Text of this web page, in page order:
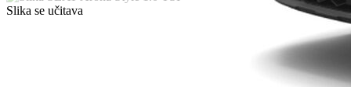
Slika se učitava